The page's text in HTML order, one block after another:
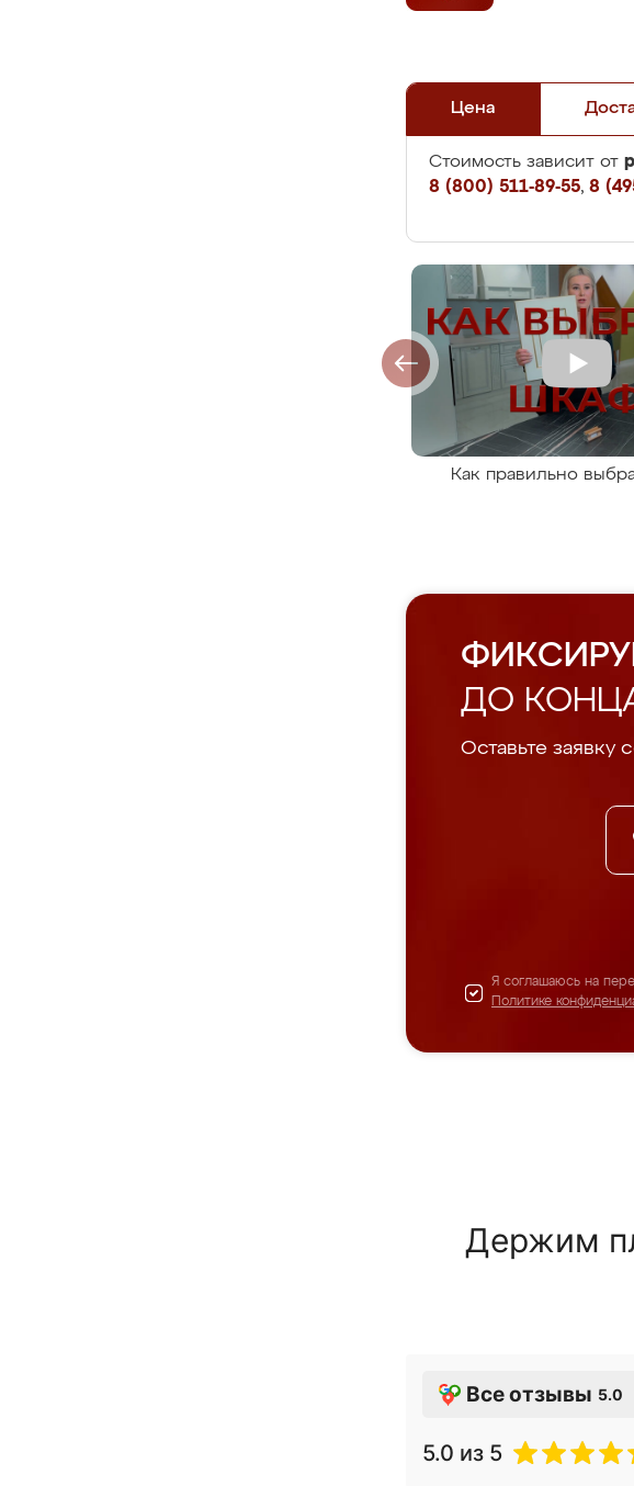
Цена
Стоимость зависит от
8 (800) 511-89-55, 8
Как правильно
ДО
Оставьте заявку
Я соглашаюсь на
Политике
Держим
Все отзывы 5.0
5.0 из 5